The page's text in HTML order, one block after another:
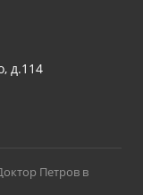
д.114
Петров в